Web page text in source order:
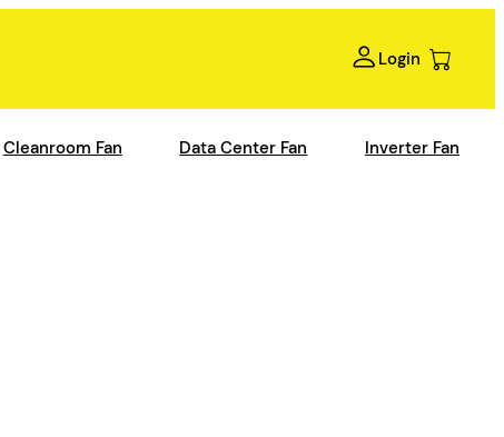
Login
Cleanroom Fan Data Center Fan Inverter Fan